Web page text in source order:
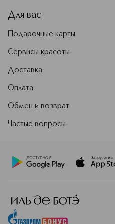
Для вас
Подарочные карты
Сервисы красоты
Доставка
Оплата
Обмен и возврат
Частые вопросы